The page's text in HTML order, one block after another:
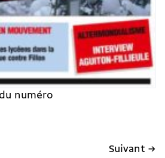
numéro
Suivant →